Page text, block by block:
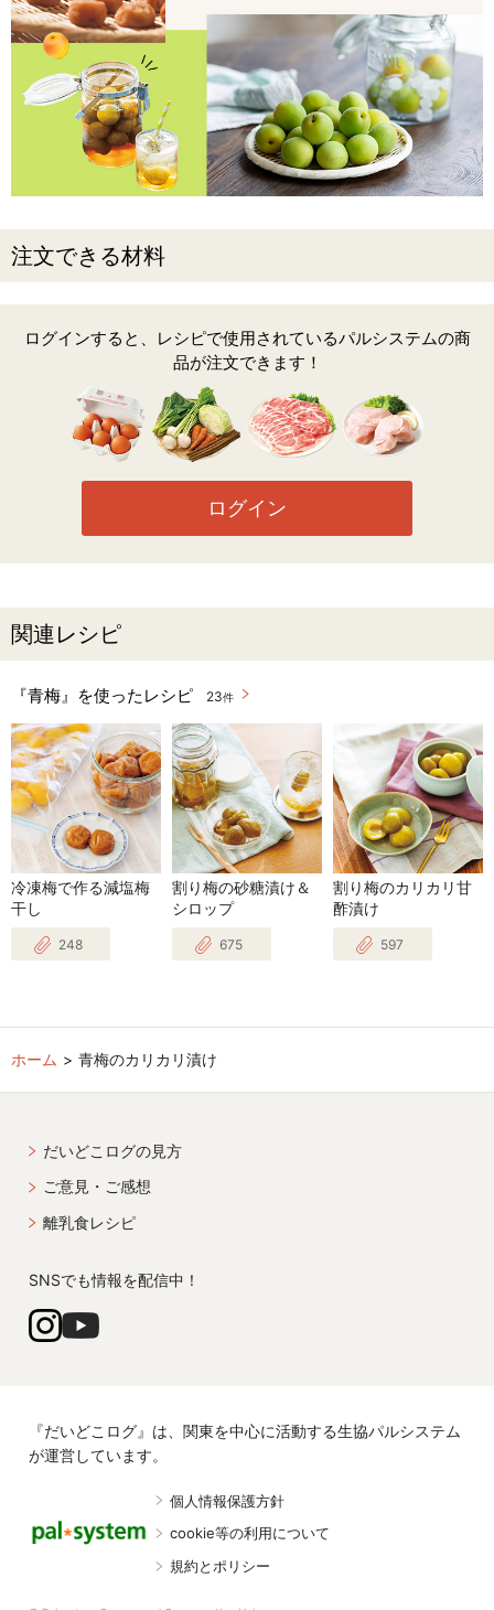
注文できる材料
ログインすると、レシピで使用されているパルシステムの商
品が注文できます！
ログイン
関連レシピ
『青梅』を使ったレシピ 23件
冷凍梅で作る減塩梅
干し
248
割り梅の砂糖漬け＆
シロップ
675
割り梅のカリカリ甘
酢漬け
597
ホーム 青梅のカリカリ漬け
だいどこログの見方
ご意見・ご感想
離乳食レシピ
SNSでも情報を配信中！
『だいどこログ』は、関東を中心に活動する生協パルシステム
が運営しています。
個人情報保護方針
cookie等の利用について
規約とポリシー